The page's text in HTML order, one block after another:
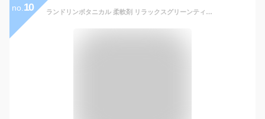
no. 10 ランドリンボタニカル 柔軟剤 リラックスグリーンティー 詰替え(430ml)【ランドリン】[花粉吸着防止]